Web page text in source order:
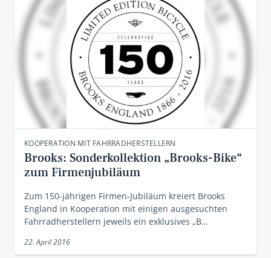
KOOPERATION MIT FAHRRADHERSTELLERN
Brooks: Sonderkollektion „Brooks-Bike“
zum Firmenjubiläum
Zum 150-jährigen Firmen-Jubiläum kreiert Brooks
England in Kooperation mit einigen ausgesuchten
Fahrradherstellern jeweils ein exklusives „B…
22. April 2016